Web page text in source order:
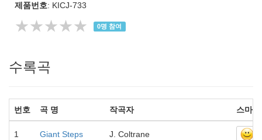
제품번호: KICJ-733
★★★★★ 0명 참여
수록곡
번호 곡 명 작곡자 스마일
1 Giant Steps J. Coltrane